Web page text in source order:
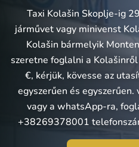
Taxi Kolašin Skoplje-ig
járművet vagy minivenst
Kolašin bármelyik
szeretne foglalni a
€, kérjük, kövesse az
egyszerűen és
vagy a whatsApp-ra,
+38269378001